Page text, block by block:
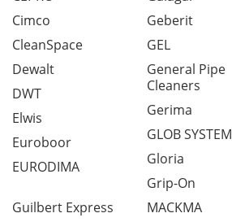
Cimco
CleanSpace
Dewalt
DWT
Elwis
Euroboor
EURODIMA
Geberit
GEL
General Pipe
Cleaners
Gerima
GLOB SYSTEM
Gloria
Grip-On
Guilbert Express
MACKMA